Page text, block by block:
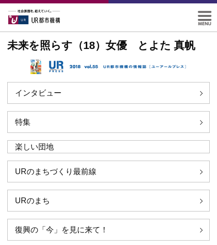
未来を照らす（18）女優 とよた 真帆
インタビュー
特集
楽しい団地
URのまちづくり最前線
URのまち
復興の「今」を見に来て！